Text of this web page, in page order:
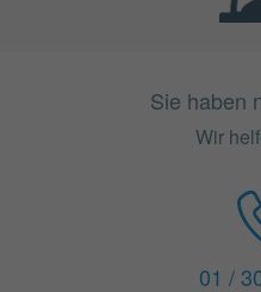
Sie haben
Wir
01 /